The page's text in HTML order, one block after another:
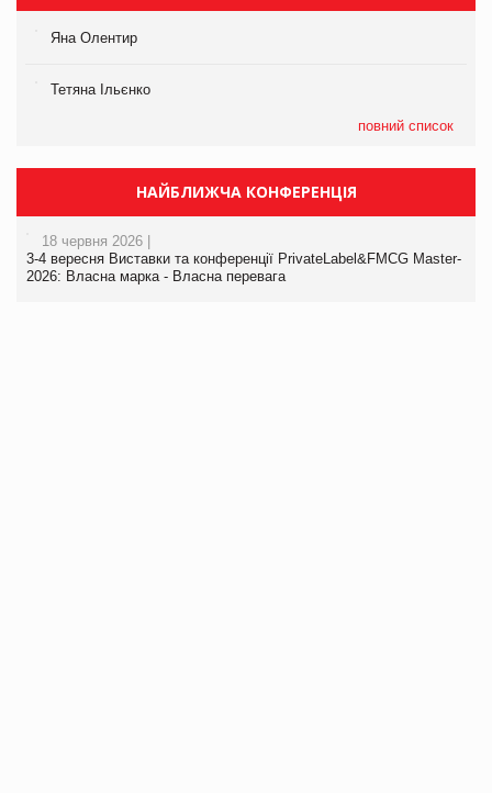
Яна Олентир
Тетяна Ільєнко
повний список
НАЙБЛИЖЧА КОНФЕРЕНЦІЯ
18 червня 2026 |
3-4 вересня Виставки та конференції PrivateLabel&FMCG Master-
2026: Власна марка - Власна перевага